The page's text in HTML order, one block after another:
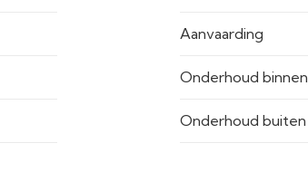
Aanvaarding
Onderhoud binnen
Onderhoud buiten